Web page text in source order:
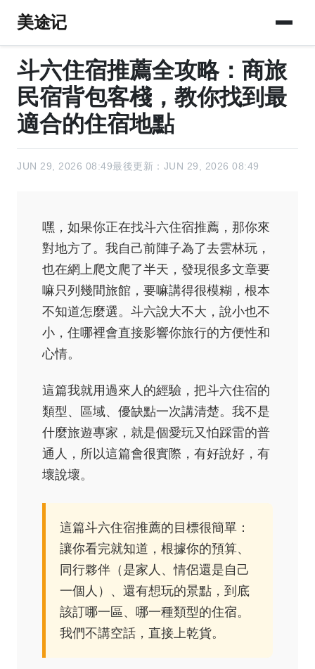
美途记
斗六住宿推薦全攻略：商旅
民宿背包客棧，教你找到最
適合的住宿地點
JUN 29, 2026 08:49最後更新：JUN 29, 2026 08:49
嘿，如果你正在找斗六住宿推薦，那你來
對地方了。我自己前陣子為了去雲林玩，
也在網上爬文爬了半天，發現很多文章要
嘛只列幾間旅館，要嘛講得很模糊，根本
不知道怎麼選。斗六說大不大，說小也不
小，住哪裡會直接影響你旅行的方便性和
心情。
這篇我就用過來人的經驗，把斗六住宿的
類型、區域、優缺點一次講清楚。我不是
什麼旅遊專家，就是個愛玩又怕踩雷的普
通人，所以這篇會很實際，有好說好，有
壞說壞。
這篇斗六住宿推薦的目標很簡單：
讓你看完就知道，根據你的預算、
同行夥伴（是家人、情侶還是自己
一個人）、還有想玩的景點，到底
該訂哪一區、哪一種類型的住宿。
我們不講空話，直接上乾貨。